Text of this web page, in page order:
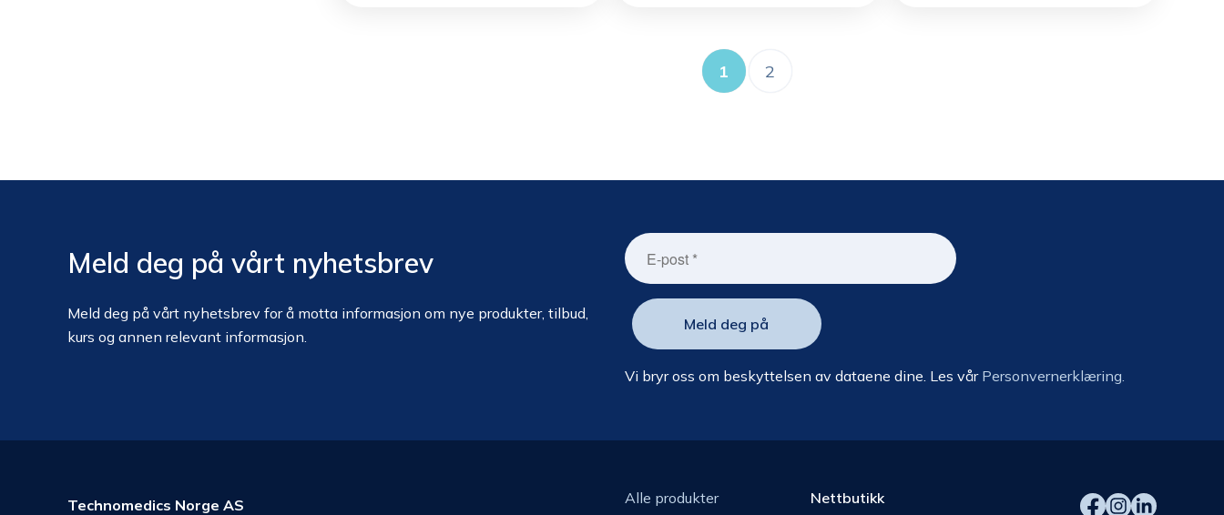
1 2
Meld deg på vårt nyhetsbrev
Meld deg på vårt nyhetsbrev for å motta informasjon om nye produkter, tilbud,
kurs og annen relevant informasjon.
Vi bryr oss om beskyttelsen av dataene dine. Les vår Personvernerklæring.
Technomedics Norge AS
Alle produkter
Nettbutikk